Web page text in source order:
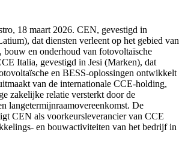
18 maart 2026. CEN, gevestigd in
dat diensten verleent op het gebied van
bouw en onderhoud van fotovoltaïsche
Italia, gevestigd in Jesi (Marken), dat
en BESS-oplossingen ontwikkelt
van de internationale CCE-holding,
zakelijke relatie versterkt door de
langetermijnraamovereenkomst. De
CEN als voorkeursleverancier van CCE
en bouwactiviteiten van het bedrijf in